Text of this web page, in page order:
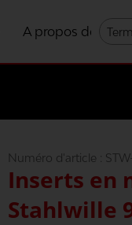
A propos de nous
Numéro d'article :
Inserts en
Stahlwille